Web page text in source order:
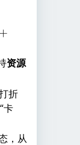
+
资源
折
卡
，从